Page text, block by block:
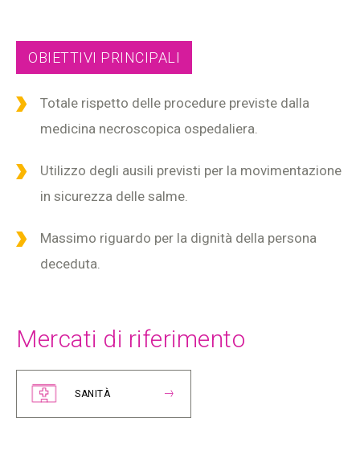
OBIETTIVI PRINCIPALI
Totale rispetto delle procedure previste dalla
medicina necroscopica ospedaliera.
Utilizzo degli ausili previsti per la movimentazione
in sicurezza delle salme.
Massimo riguardo per la dignità della persona
deceduta.
Mercati di riferimento
SANITÀ